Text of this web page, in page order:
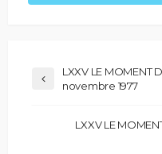
LXXV LE MOMENT
novembre 1977
LXXV LE